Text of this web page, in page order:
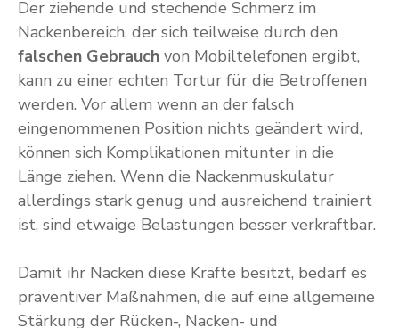
Der ziehende und stechende Schmerz im
Nackenbereich, der sich teilweise durch den
falschen Gebrauch von Mobiltelefonen ergibt,
kann zu einer echten Tortur für die Betroffenen
werden. Vor allem wenn an der falsch
eingenommenen Position nichts geändert wird,
können sich Komplikationen mitunter in die
Länge ziehen. Wenn die Nackenmuskulatur
allerdings stark genug und ausreichend trainiert
ist, sind etwaige Belastungen besser verkraftbar.
Damit ihr Nacken diese Kräfte besitzt, bedarf es
präventiver Maßnahmen, die auf eine allgemeine
Stärkung der Rücken-, Nacken- und